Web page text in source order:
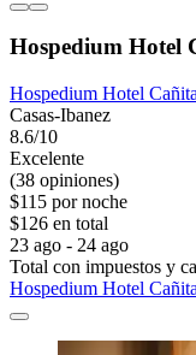
Hospedium Hotel
Hospedium Hotel
Casas-Ibanez
8.6/10
Excelente
(38 opiniones)
$115 por noche
$126 en total
23 ago - 24 ago
Total con impuestos y
Hospedium Hotel